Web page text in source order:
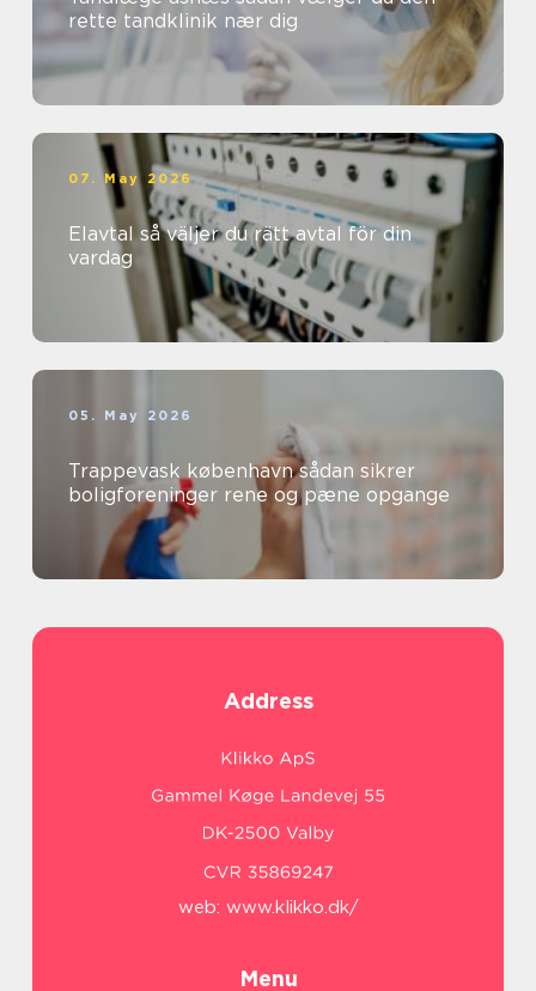
rette tandklinik nær dig
07. May 2026
Elavtal så väljer du rätt avtal för din
vardag
05. May 2026
Trappevask københavn sådan sikrer
boligforeninger rene og pæne opgange
Address
web: www.klikko.dk/
Menu